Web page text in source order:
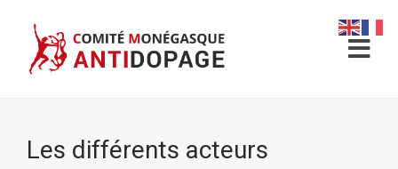
Les différents acteurs